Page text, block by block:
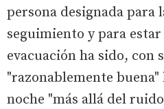
persona designada para
seguimiento y para
evacuación ha sido, con
"razonablemente
noche "más allá del